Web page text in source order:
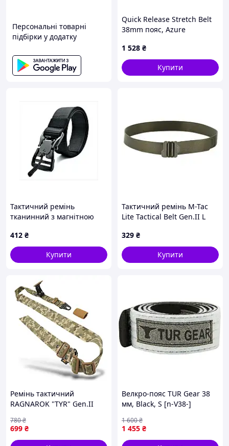
Персональні товарні
підбірки у додатку
Quick Release Stretch Belt
38mm пояс, Azure
1 528 ₴
Купити
Тактичний ремінь
тканинний з магнітною
см Чорний tkn-38-tkt-0010
412 ₴
Купити
Тактичний ремінь M-Tac
Lite Tactical Belt Gen.II L
329 ₴
Купити
Ремінь тактичний
RAGNAROK "TYR" Gen.II
додатковим кріпленням
Піксель
699 ₴
780₴
Велкро-пояс TUR Gear 38
мм, Black, S [n-V38-]
1 455 ₴
1 600₴